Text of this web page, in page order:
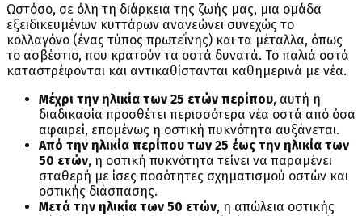
Ωστόσο, σε όλη τη διάρκεια της ζωής μας, μια ομάδα
εξειδικευμένων κυττάρων ανανεώνει συνεχώς το
κολλαγόνο (ένας τύπος πρωτεΐνης) και τα μέταλλα, όπως
το ασβέστιο, που κρατούν τα οστά δυνατά. Το παλιά οστά
καταστρέφονται και αντικαθίστανται καθημερινά με νέα.
Μέχρι την ηλικία των 25 ετών περίπου, αυτή η
διαδικασία προσθέτει περισσότερα νέα οστά από όσα
αφαιρεί, επομένως η οστική πυκνότητα αυξάνεται.
Από την ηλικία περίπου των 25 έως την ηλικία των
50 ετών, η οστική πυκνότητα τείνει να παραμένει
σταθερή με ίσες ποσότητες σχηματισμού οστών και
οστικής διάσπασης.
Μετά την ηλικία των 50 ετών, η απώλεια οστικής